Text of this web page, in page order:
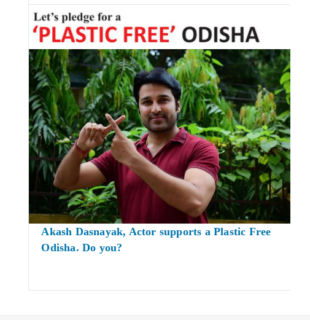
Akash Dasnayak, Actor supports a Plastic Free
Odisha. Do you?